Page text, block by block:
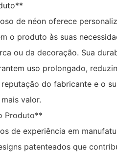
de néon oferece
o produto às suas
ou da decoração. Sua
uso prolongado,
reputação do fabricante e o
valor.
Produto**
de experiência em
patenteados que